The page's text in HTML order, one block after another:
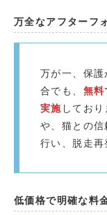
万全なアフターフ
万が一、保
合でも、 無料
実施 してお
や、猫との
行い、脱走再
低価格で明確な料